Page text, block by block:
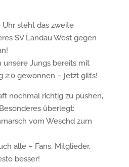
steht das zweite
SV Landau West gegen
unsere Jungs bereits mit
2:0 gewonnen – jetzt gilt’s!
nochmal richtig zu pushen,
überlegt:
vom Weschd zum
alle – Fans, Mitglieder,
besser!